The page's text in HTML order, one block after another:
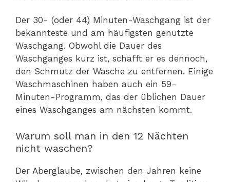
Der 30- (oder 44) Minuten-Waschgang ist der
bekannteste und am häufigsten genutzte
Waschgang. Obwohl die Dauer des
Waschganges kurz ist, schafft er es dennoch,
den Schmutz der Wäsche zu entfernen. Einige
Waschmaschinen haben auch ein 59-
Minuten-Programm, das der üblichen Dauer
eines Waschganges am nächsten kommt.
Warum soll man in den 12 Nächten
nicht waschen?
Der Aberglaube, zwischen den Jahren keine